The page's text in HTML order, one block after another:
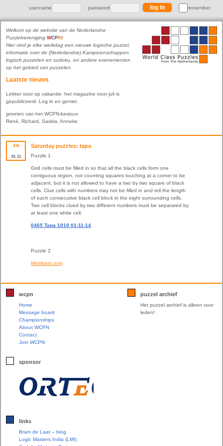
username password remember
Welkom op de website van de Nederlandse
Puzzelvereniging WCPN!
Hier vind je elke werkdag een nieuwe logische puzzel,
informatie over de (Nederlandse) Kampioenschappen
logisch puzzelen en sudoku, en andere evenementen
op het gebied van puzzelen.
Laatste nieuws
Lekker voor op vakantie: het magazine voor juli is
gepubliceerd. Log in en geniet.
groeten van het WCPN-bestuur
René, Richard, Saskia, Anneke
za
01 11
Saturday puzzles: tapa
Puzzle 1
Grid cells must be filled in so that all the black cells form one
contiguous region, not counting squares touching at a corner to be
adjacent, but it is not allowed to have a two by two square of black
cells. Clue cells with numbers may not be filled in and tell the length
of each consecutive black cell block in the eight surrounding cells.
Two cell blocks clued by two different numbers must be separated by
at least one white cell.
0465 Tapa 1010 01-11-14
Puzzle 2
Members only
wcpn
Home
Message board
Championships
About WCPN
Contact
Join WCPN
sponsor
links
Bram de Laat – blog
Logic Masters India (LMI)
puzzel archief
Het puzzel archief is alleen voor
leden!